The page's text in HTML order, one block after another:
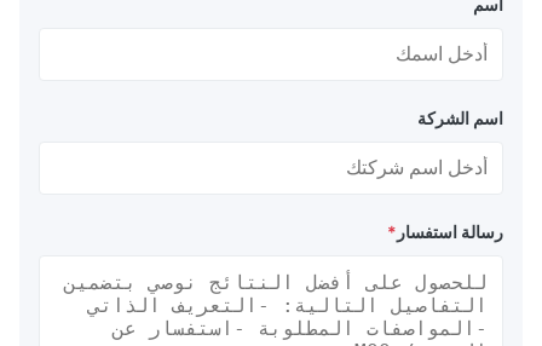
اسم الشركة
رسالة استفسار*